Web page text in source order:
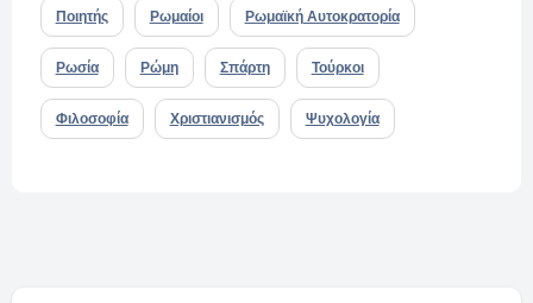
Ποιητής Ρωμαίοι Ρωμαϊκή Αυτοκρατορία
Ρωσία Ρώμη Σπάρτη Τούρκοι
Φιλοσοφία Χριστιανισμός Ψυχολογία